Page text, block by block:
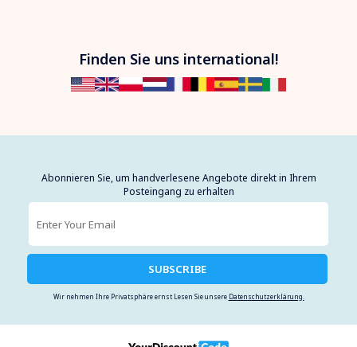
Finden Sie uns international!
Abonnieren Sie, um handverlesene Angebote direkt in Ihrem
Posteingang zu erhalten
SUBSCRIBE
Wir nehmen Ihre Privatsphäre ernst Lesen Sie unsere Datenschutzerklärung.